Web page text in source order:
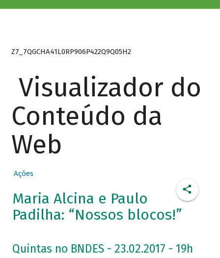
Z7_7QGCHA41L0RP906P422Q9Q05H2
Visualizador do
Conteúdo da
Web
Ações
Maria Alcina e Paulo
Padilha: “Nossos blocos!”
Quintas no BNDES - 23.02.2017 - 19h